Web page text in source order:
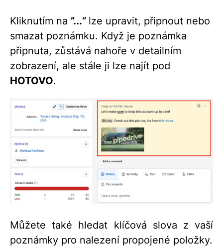
Kliknutím na ”...“ lze upravit, připnout nebo
smazat poznámku. Když je poznámka
připnuta, zůstává nahoře v detailním
zobrazení, ale stále ji lze najít pod
HOTOVO.
Můžete také hledat klíčová slova z vaší
poznámky pro nalezení propojené položky.